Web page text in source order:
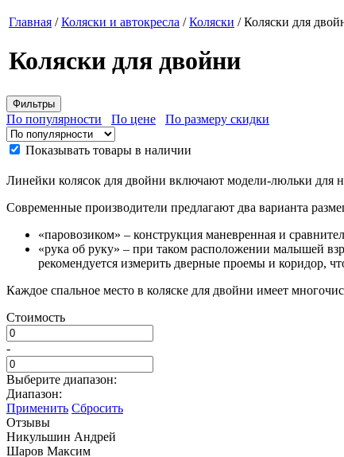
Главная /Коляски и автокресла /Коляски /Коляски для
Коляски для двойни
Фильтры
По популярности По цене По размеру скидки
Показывать товары в наличии
Линейки колясок для двойни включают модели-люльки для
Современные производители предлагают два варианта
«паровозиком» – конструкция маневренная и
«рука об руку» – при таком расположении малышей
рекомендуется измерить дверные проемы и коридор,
Каждое спальное место в коляске для двойни имеет
Стоимость
-
Выберите диапазон:
Диапазон:
Применить Сбросить
Отзывы
Никульшин Андрей
Шаров Максим